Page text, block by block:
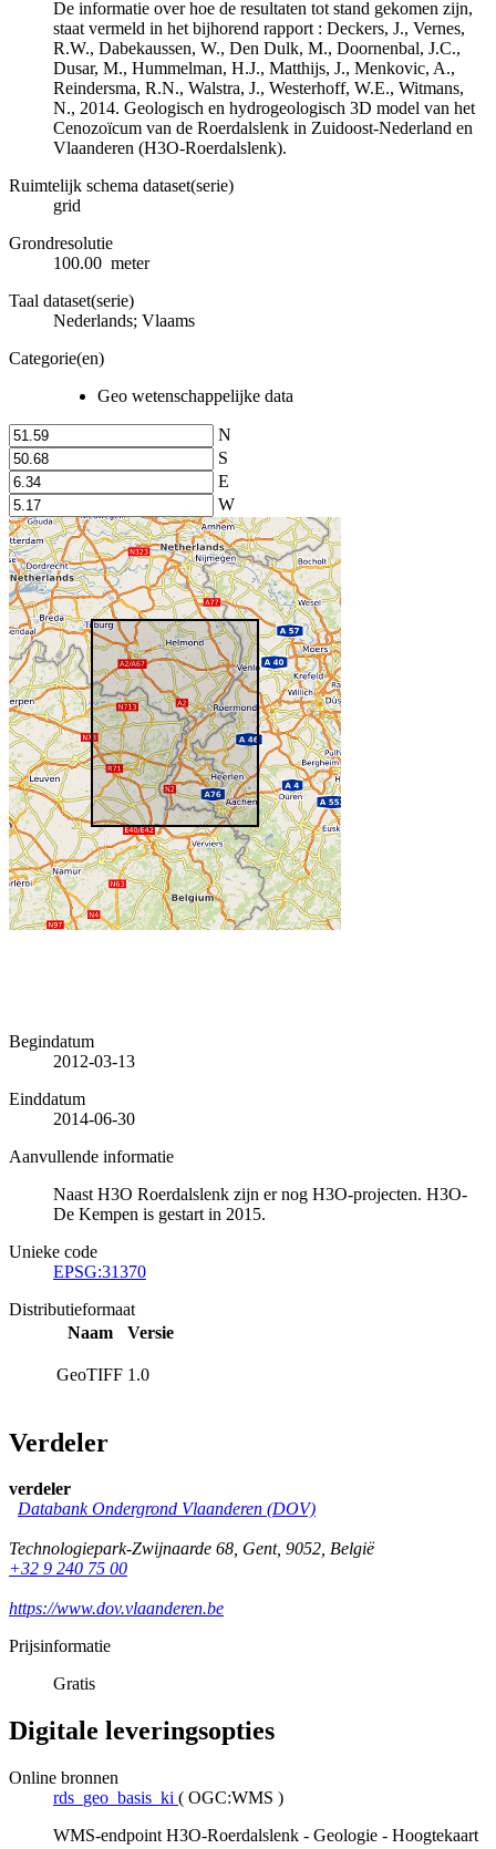
De informatie over hoe de resultaten tot stand gekomen zijn,
staat vermeld in het bijhorend rapport : Deckers, J., Vernes,
R.W., Dabekaussen, W., Den Dulk, M., Doornenbal, J.C.,
Dusar, M., Hummelman, H.J., Matthijs, J., Menkovic, A.,
Reindersma, R.N., Walstra, J., Westerhoff, W.E., Witmans,
N., 2014. Geologisch en hydrogeologisch 3D model van het
Cenozoïcum van de Roerdalslenk in Zuidoost-Nederland en
Vlaanderen (H3O-Roerdalslenk).
Ruimtelijk schema dataset(serie)
grid
Grondresolutie
100.00 meter
Taal dataset(serie)
Nederlands; Vlaams
Categorie(en)
Geo wetenschappelijke data
N
S
E
W
Begindatum
2012-03-13
Einddatum
2014-06-30
Aanvullende informatie
Naast H3O Roerdalslenk zijn er nog H3O-projecten. H3O-
De Kempen is gestart in 2015.
Unieke code
EPSG:31370
Distributieformaat
Naam
Versie
GeoTIFF 1.0
Verdeler
verdeler
Databank Ondergrond Vlaanderen (DOV)
Technologiepark-Zwijnaarde 68, Gent, 9052, België
+32 9 240 75 00
https://www.dov.vlaanderen.be
Prijsinformatie
Gratis
Digitale leveringsopties
Online bronnen
rds_geo_basis_ki ( OGC:WMS )
WMS-endpoint H3O-Roerdalslenk - Geologie - Hoogtekaart